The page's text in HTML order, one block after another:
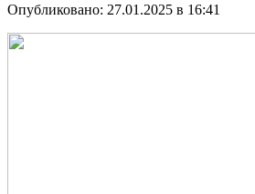
Опубликовано: 27.01.2025 в 16:41